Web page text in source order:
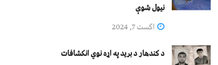
نيول شوې
اگست 7, 2024
د کندهار د برید په اړه نوي انکشافات